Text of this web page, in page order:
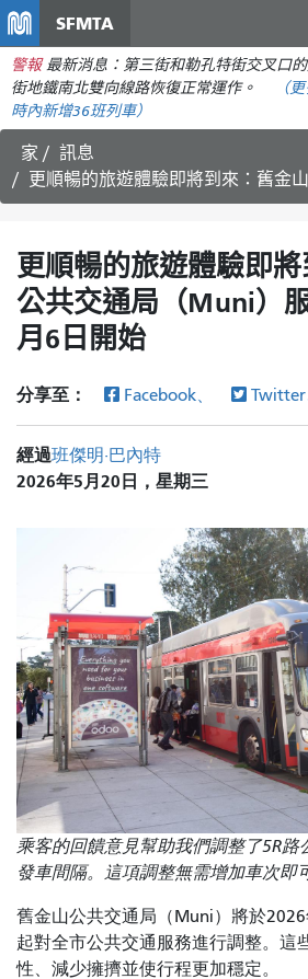
主
要
SFMTA
警報 最新消息：第三街和勒孔特街交叉口
街地鐵南北雙向線路恢復正常運作。
（
時內新增36班列車）
家
訊息
更順暢的旅遊體驗即將到來：舊金山公共交通局（
更順暢的旅遊體驗即
公共交通局（Muni）
月6日開始
分享至： Facebook、 Twitter
經過班傑明·巴內特
2026年5月20日，星期三
乘客的回饋意見幫助我們調整了5R
發車間隔。這項調整無需增加車次即
舊金山公共交通局（Muni）將於2026
起對全市公共交通服務進行調整。這
性、減少擁擠並使行程更加穩定。